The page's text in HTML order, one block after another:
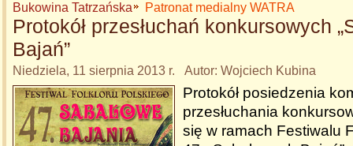
Bukowina Tatrzańska Patronat medialny WATRA
Protokół przesłuchań konkursowych
Bajań”
Niedziela, 11 sierpnia 2013 r. Autor: Wojciech Kubina
Protokół posiedzenia
przesłuchania
się w ramach Festiwalu